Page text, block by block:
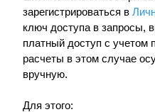
зарегистрироваться в
ключ доступа в запросы,
платный доступ с учетом
расчеты в этом случае
вручную.
Для этого: